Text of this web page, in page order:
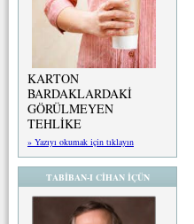
KARTON
BARDAKLARDAKİ
GÖRÜLMEYEN
TEHLİKE
» Yazıyı okumak için tıklayın
TABİBAN-I CİHAN İÇÜN